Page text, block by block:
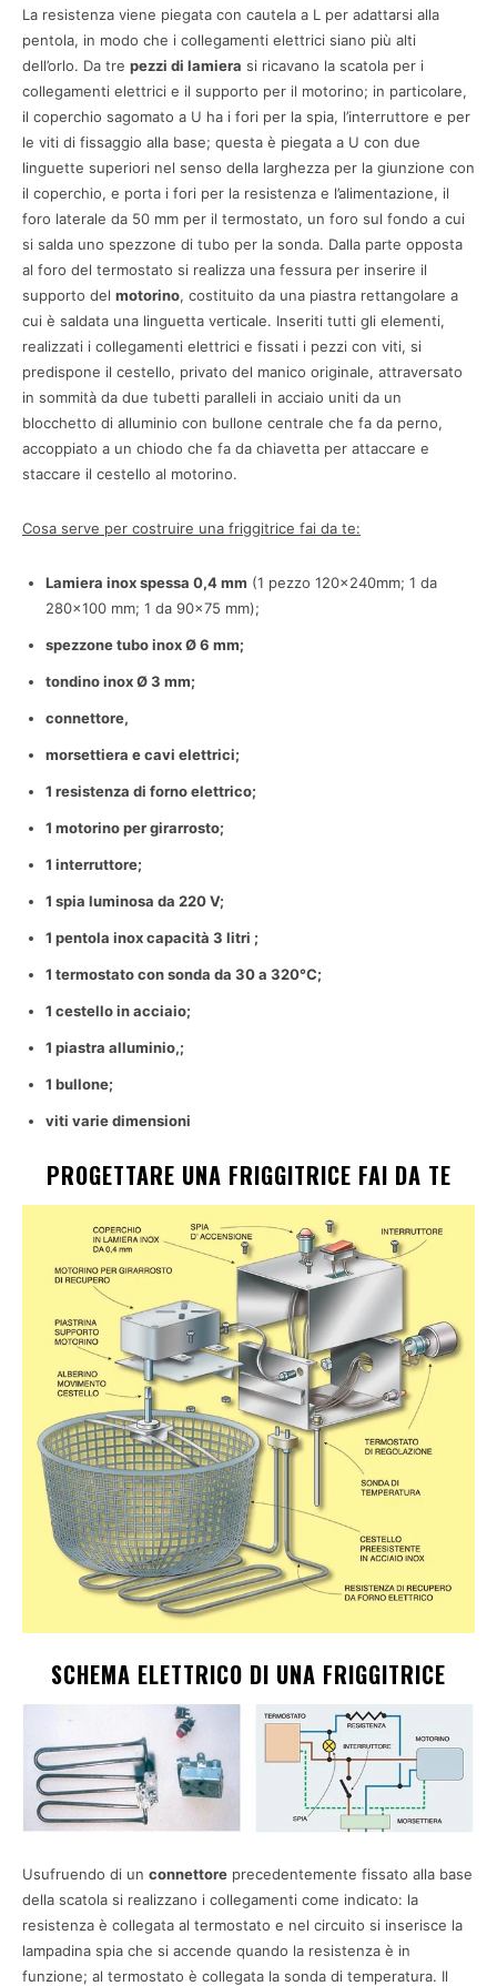
La resistenza viene piegata con cautela a L per adattarsi alla
pentola, in modo che i collegamenti elettrici siano più alti
dell’orlo. Da tre pezzi di lamiera si ricavano la scatola per i
collegamenti elettrici e il supporto per il motorino; in particolare,
il coperchio sagomato a U ha i fori per la spia, l’interruttore e per
le viti di fissaggio alla base; questa è piegata a U con due
linguette superiori nel senso della larghezza per la giunzione con
il coperchio, e porta i fori per la resistenza e l’alimentazione, il
foro laterale da 50 mm per il termostato, un foro sul fondo a cui
si salda uno spezzone di tubo per la sonda. Dalla parte opposta
al foro del termostato si realizza una fessura per inserire il
supporto del motorino, costituito da una piastra rettangolare a
cui è saldata una linguetta verticale. Inseriti tutti gli elementi,
realizzati i collegamenti elettrici e fissati i pezzi con viti, si
predispone il cestello, privato del manico originale, attraversato
in sommità da due tubetti paralleli in acciaio uniti da un
blocchetto di alluminio con bullone centrale che fa da perno,
accoppiato a un chiodo che fa da chiavetta per attaccare e
staccare il cestello al motorino.
Cosa serve per costruire una friggitrice fai da te:
Lamiera inox spessa 0,4 mm (1 pezzo 120x240mm; 1 da
280×100 mm; 1 da 90×75 mm);
spezzone tubo inox Ø 6 mm;
tondino inox Ø 3 mm;
connettore,
morsettiera e cavi elettrici;
1 resistenza di forno elettrico;
1 motorino per girarrosto;
1 interruttore;
1 spia luminosa da 220 V;
1 pentola inox capacità 3 litri ;
1 termostato con sonda da 30 a 320°C;
1 cestello in acciaio;
1 piastra alluminio,;
1 bullone;
viti varie dimensioni
PROGETTARE UNA FRIGGITRICE FAI DA TE
SCHEMA ELETTRICO DI UNA FRIGGITRICE
Usufruendo di un connettore precedentemente fissato alla base
della scatola si realizzano i collegamenti come indicato: la
resistenza è collegata al termostato e nel circuito si inserisce la
lampadina spia che si accende quando la resistenza è in
funzione; al termostato è collegata la sonda di temperatura. Il